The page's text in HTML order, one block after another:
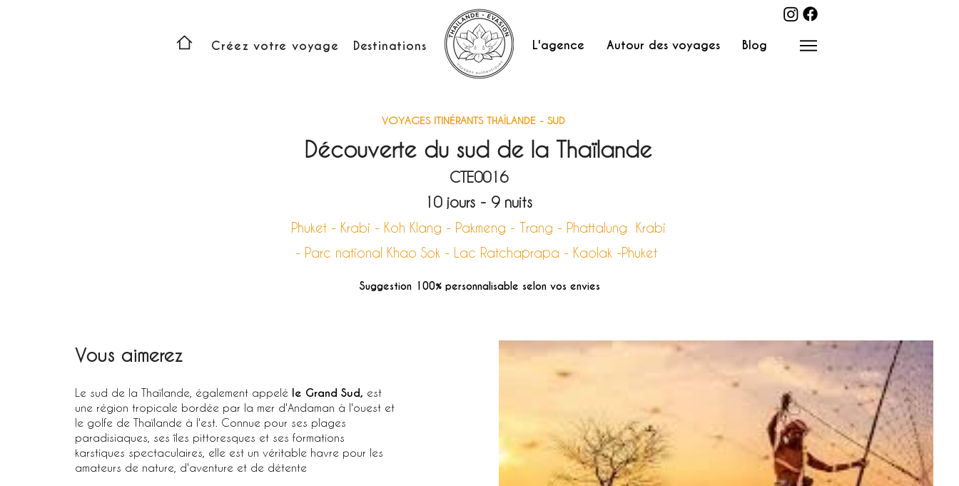
Créez votre voyage Destinations L'agence Autour des voyages Blog
VOYAGES ITINÉRANTS THAÏLANDE - SUD
Découverte du sud de la Thaïlande
CTE0016
10 jours - 9 nuits
Phuket - Krabi - Koh Klang - Pakmeng - Trang - Phattalung Krabi
- Parc national Khao Sok - Lac Ratchaprapa - Kaolak -Phuket
Suggestion 100% personnalisable selon vos envies
Vous aimerez
Le sud de la Thaïlande, également appelé le Grand Sud, est
une région tropicale bordée par la mer d'Andaman à l'ouest et
le golfe de Thaïlande à l'est. Connue pour ses plages
paradisiaques, ses îles pittoresques et ses formations
karstiques spectaculaires, elle est un véritable havre pour les
amateurs de nature, d'aventure et de détente